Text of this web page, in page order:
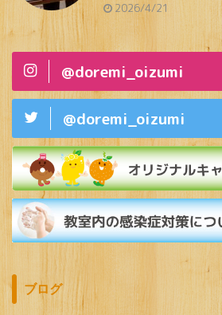
2026/4/21
@doremi_oizumi
@doremi_oizumi
ブログ